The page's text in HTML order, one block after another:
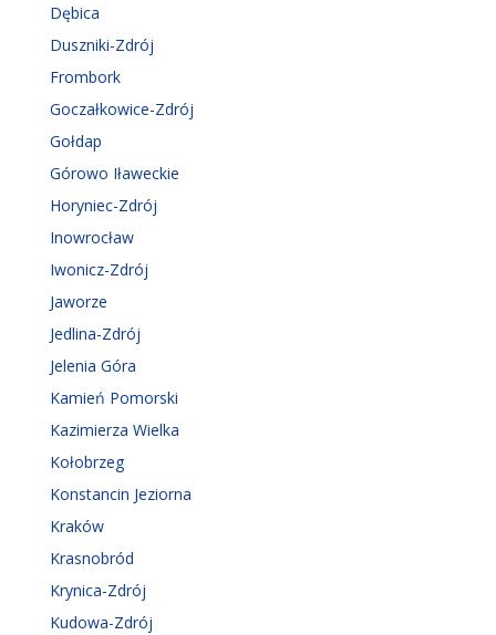
Dębica
Duszniki-Zdrój
Frombork
Goczałkowice-Zdrój
Gołdap
Górowo Iławeckie
Horyniec-Zdrój
Inowrocław
Iwonicz-Zdrój
Jaworze
Jedlina-Zdrój
Jelenia Góra
Kamień Pomorski
Kazimierza Wielka
Kołobrzeg
Konstancin Jeziorna
Kraków
Krasnobród
Krynica-Zdrój
Kudowa-Zdrój